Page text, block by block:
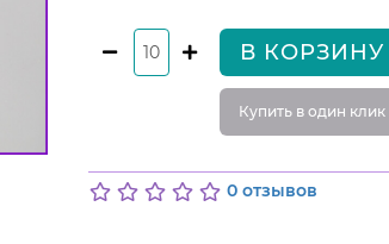
В КОРЗИНУ
Купить в один клик
0 отзывов